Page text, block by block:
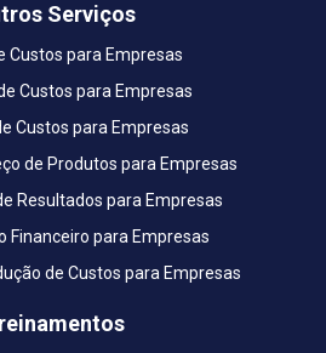
Serviços
Custos para Empresas
Custos para Empresas
Custos para Empresas
de Produtos para Empresas
Resultados para Empresas
Financeiro para Empresas
de Custos para Empresas